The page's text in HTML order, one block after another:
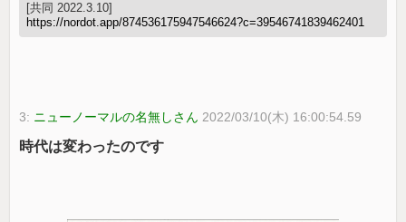
[共同 2022.3.10]
https://nordot.app/874536175947546624?c=39546741839462401
3: ニューノーマルの名無しさん 2022/03/10(木) 16:00:54.59
時代は変わったのです